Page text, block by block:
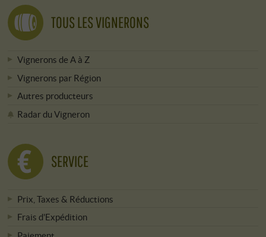
TOUS LES VIGNERONS
Vignerons de A à Z
Vignerons par Région
Autres producteurs
Radar du Vigneron
SERVICE
Prix, Taxes & Réductions
Frais d'Expédition